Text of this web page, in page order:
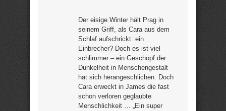
Der eisige Winter hält Prag in
seinem Griff, als Cara aus dem
Schlaf aufschrickt: ein
Einbrecher? Doch es ist viel
schlimmer – ein Geschöpf der
Dunkelheit in Menschengestalt
hat sich herangeschlichen. Doch
Cara erweckt in James die fast
schon verloren geglaubte
Menschlichkeit … „Ein super